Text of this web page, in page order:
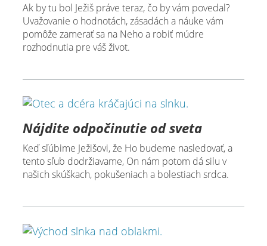
Ak by tu bol Ježiš práve teraz, čo by vám povedal?
Uvažovanie o hodnotách, zásadách a náuke vám
pomôže zamerať sa na Neho a robiť múdre
rozhodnutia pre váš život.
Nájdite odpočinutie od sveta
Keď sľúbime Ježišovi, že Ho budeme nasledovať, a
tento sľub dodržiavame, On nám potom dá silu v
našich skúškach, pokušeniach a bolestiach srdca.